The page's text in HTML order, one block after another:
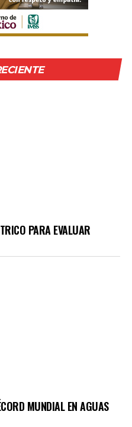
PARA EVALUAR
MUNDIAL EN AGUAS